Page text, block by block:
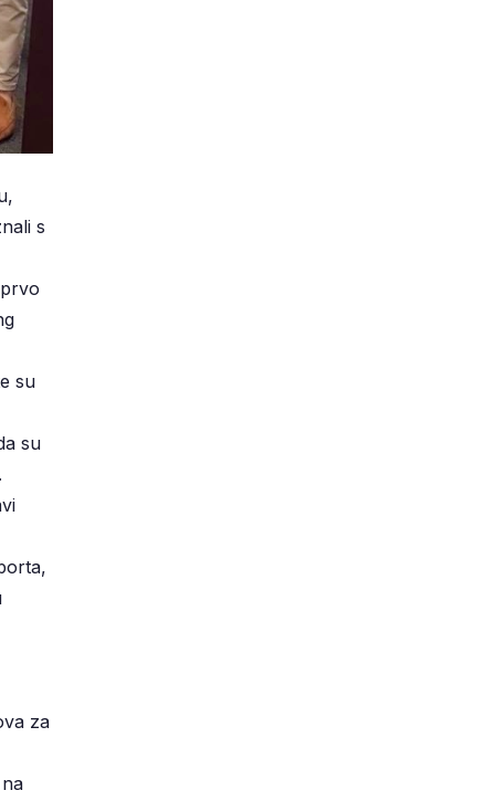
s
su
su
za